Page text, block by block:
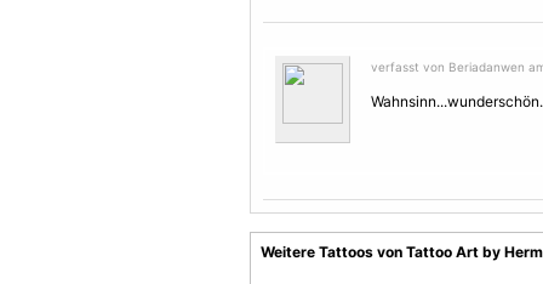
verfasst von Beriadanwen
Weitere Tattoos von Tattoo Art by Herm